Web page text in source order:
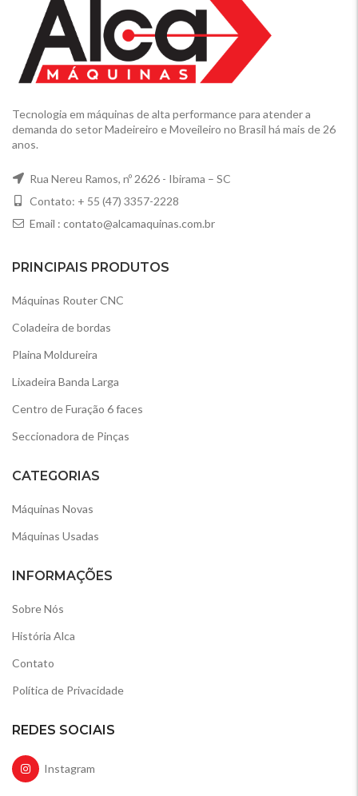
Tecnologia em máquinas de alta performance para atender a
demanda do setor Madeireiro e Moveileiro no Brasil há mais de 26
anos.
Rua Nereu Ramos, nº 2626 - Ibirama – SC
Contato: + 55 (47) 3357-2228
Email : contato@alcamaquinas.com.br
PRINCIPAIS PRODUTOS
Máquinas Router CNC
Coladeira de bordas
Plaina Moldureira
Lixadeira Banda Larga
Centro de Furação 6 faces
Seccionadora de Pinças
CATEGORIAS
Máquinas Novas
Máquinas Usadas
INFORMAÇÕES
Sobre Nós
História Alca
Contato
Política de Privacidade
REDES SOCIAIS
Instagram